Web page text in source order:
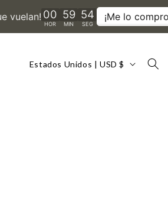
Estados Unidos | USD $